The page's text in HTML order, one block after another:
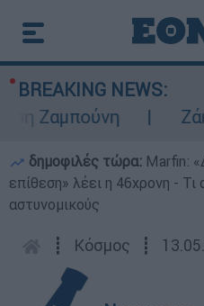
BREAKING NEWS:
δημοφιλές τώρα: Marfin:
επίθεση» λέει η 46χρονη -
αστυνομικούς
┋ Κόσμος ┋